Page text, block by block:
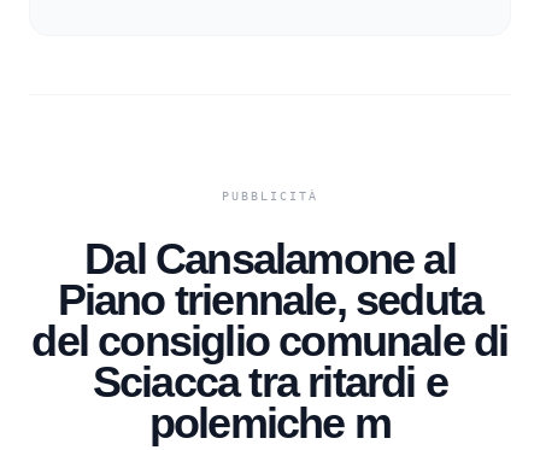
Dal Cansalamone al
Piano triennale, seduta
del consiglio comunale di
Sciacca tra ritardi e
polemiche m